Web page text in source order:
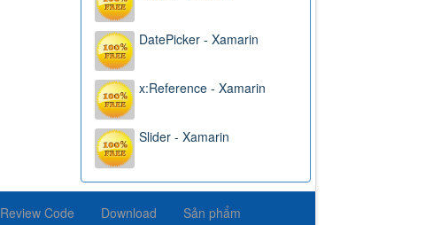
DatePicker - Xamarin
x:Reference - Xamarin
Slider - Xamarin
Review Code Download Sản phẩm